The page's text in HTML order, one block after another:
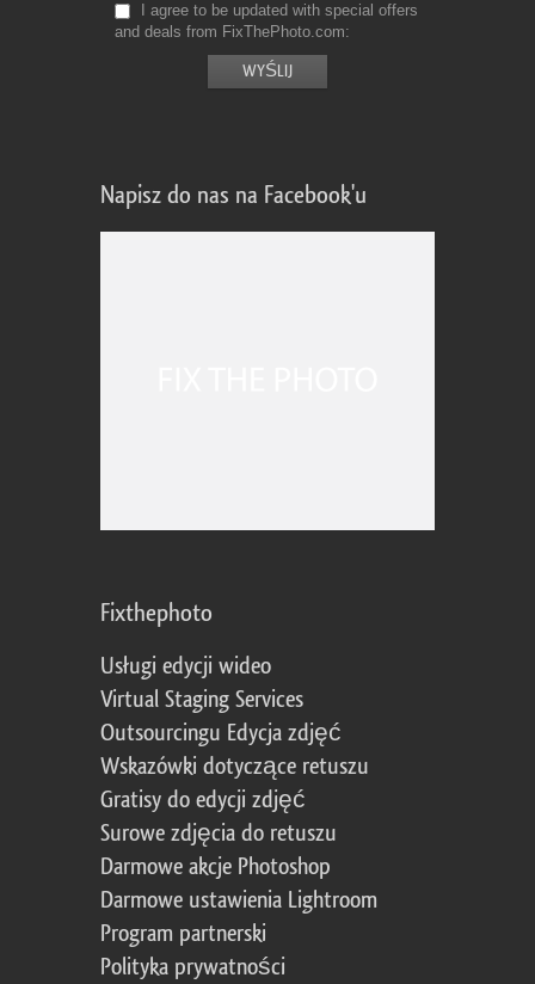
I agree to be updated with special offers
and deals from FixThePhoto.com
Napisz do nas na Facebook'u
Fixthephoto
Usługi edycji wideo
Virtual Staging Services
Outsourcingu Edycja zdjęć
Wskazówki dotyczące retuszu
Gratisy do edycji zdjęć
Surowe zdjęcia do retuszu
Darmowe akcje Photoshop
Darmowe ustawienia Lightroom
Program partnerski
Polityka prywatności